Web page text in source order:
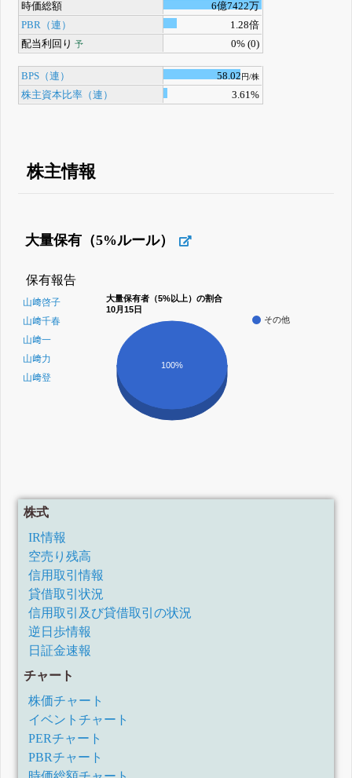
時価総額
6億7422万
PBR（連）
1.28倍
配当利回り 予 0% (0)
BPS（連） 58.02円/株
株主資本比率（連） 3.61%
株主情報
大量保有（5%ルール）
保有報告
山﨑啓子
山﨑千春
山﨑一
山﨑力
山﨑登
大量保有者（5%以上）の割合
10月15日
その他
100%
株式
IR情報
空売り残高
信用取引情報
貸借取引状況
信用取引及び貸借取引の状況
逆日歩情報
日証金速報
チャート
株価チャート
イベントチャート
PERチャート
PBRチャート